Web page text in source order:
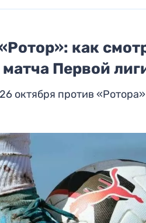
как
Первой
октября против